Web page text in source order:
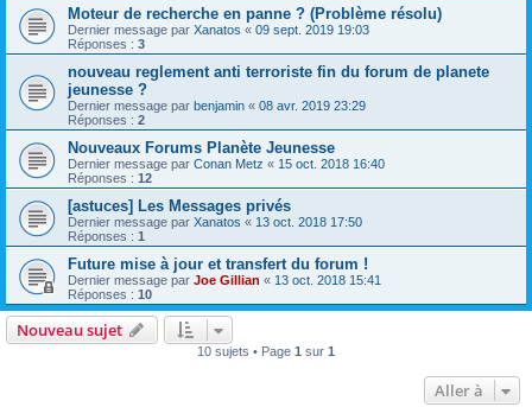
Moteur de recherche en panne ? (Problème résolu)
Dernier message par Xanatos « 09 sept. 2019 19:03
Réponses : 3
nouveau reglement anti terroriste fin du forum de planete
jeunesse ?
Dernier message par benjamin « 08 avr. 2019 23:29
Réponses : 2
Nouveaux Forums Planète Jeunesse
Dernier message par Conan Metz « 15 oct. 2018 16:40
Réponses : 12
[astuces] Les Messages privés
Dernier message par Xanatos « 13 oct. 2018 17:50
Réponses : 1
Future mise à jour et transfert du forum !
Dernier message par Joe Gillian « 13 oct. 2018 15:41
Réponses : 10
Nouveau sujet
10 sujets • Page 1 sur 1
Aller à